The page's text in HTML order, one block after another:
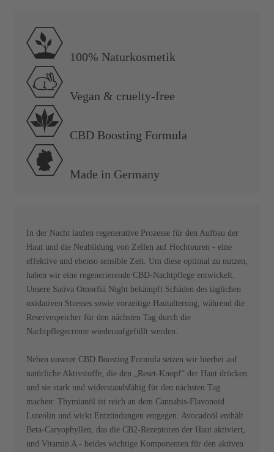
100% Naturkosmetik
Vegan & cruelty-free
CBD Boosting Formula
Made in Germany
In der Nacht laufen regenerative Prozesse für den Aufbau der
Haut und die Neubildung von Zellen auf Hochtouren - eine
effektive und ebenso sensible Zeit. Um diese optimal zu nutzen,
haben wir eine regenerierende CBD-Nachtpflege entwickelt.
Unsere Sativa Omorfiá Night bekämpft Schäden des täglichen
oxidativen Stresses sowie vorzeitige Hautalterung, während die
Reservespeicher für den nächsten Tag durch die
Nachtpflegecreme wiederaufgefüllt werden.
Neben unserer CBD Boosting Formula setzen wir hierbei auf
natürliche Aktivstoffe, die den „Reset-Knopf“ der Haut drücken
und sie stark und widerstandsfähig für den nächsten Tag
machen: Thymianöl ist reich an dem Cannabis-Flavonoid
Luteolin und wirkt Entzündungen entgegen. Avocadoöl enthält
Beta-Caryophyllen, das die CB2-Rezeptoren der Haut aktiviert,
und Vitamin A - beides wichtige Komponenten für den aktiven